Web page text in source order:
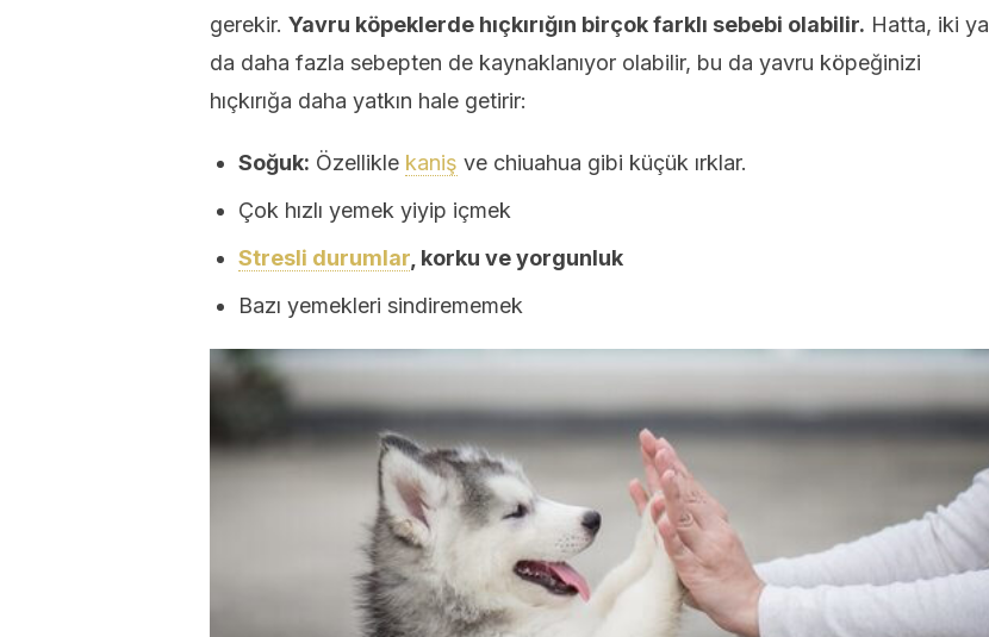
gerekir. Yavru köpeklerde hıçkırığın birçok farklı sebebi olabilir. Hatta, iki ya
da daha fazla sebepten de kaynaklanıyor olabilir, bu da yavru köpeğinizi
hıçkırığa daha yatkın hale getirir:
Soğuk: Özellikle kaniş ve chiuahua gibi küçük ırklar.
Çok hızlı yemek yiyip içmek
Stresli durumlar , korku ve yorgunluk
Bazı yemekleri sindirememek